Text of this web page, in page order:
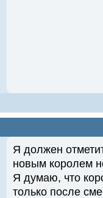
Я должен
новым королем
Я думаю, что
только после